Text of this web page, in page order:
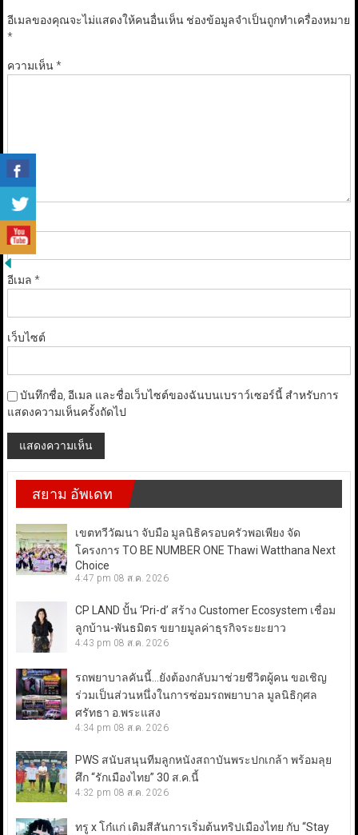
อีเมลของคุณจะไม่แสดงให้คนอื่นเห็น ช่องข้อมูลจำเป็นถูกทำเครื่องหมาย
*
ความเห็น*
ชื่อ*
อีเมล *
เว็บไซต์
บันทึกชื่อ, อีเมล และชื่อเว็บไซต์ของฉันบนเบราว์เซอร์นี้ สำหรับการ
แสดงความเห็นครั้งถัดไป
สยาม อัพเดท
เขตทวีวัฒนา จับมือ มูลนิธิครอบครัวพอเพียง จัด
โครงการ TO BE NUMBER ONE Thawi Watthana Next
Choice
4:47 pm 08 ส.ค. 2026
CP LAND ปั้น ‘Pri-d’ สร้าง Customer Ecosystem เชื่อม
ลูกบ้าน-พันธมิตร ขยายมูลค่าธุรกิจระยะยาว
4:43 pm 08 ส.ค. 2026
รถพยาบาลคันนี้…ยังต้องกลับมาช่วยชีวิตผู้คน ขอเชิญ
ร่วมเป็นส่วนหนึ่งในการซ่อมรถพยาบาล มูลนิธิกุศล
ศรัทธา อ.พระแสง
4:34 pm 08 ส.ค. 2026
PWS สนับสนุนทีมลูกหนังสถาบันพระปกเกล้า พร้อมลุย
ศึก “รักเมืองไทย” 30 ส.ค.นี้
4:32 pm 08 ส.ค. 2026
ทรู x โก๋แก่ เติมสีสันการเริ่มต้นทริปเมืองไทย กับ “Stay